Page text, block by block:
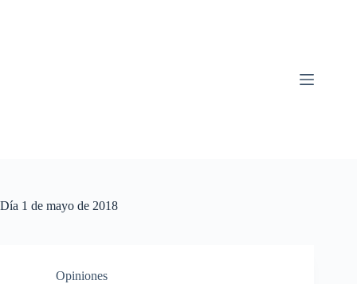
Día 1 de mayo de 2018
Opiniones